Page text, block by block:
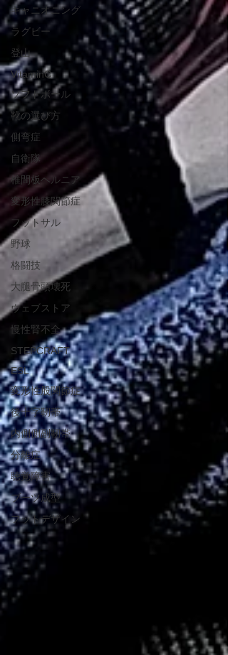
キャニオニング
ラグビー
登山
VitaminC
ソフトボール
靴の選び方
側弯症
自衛隊
椎間板ヘルニア
変形性膝関節症
フットサル
野球
格闘技
大腿骨頭壊死
ウェブストア
慢性腎不全
STEPCRAFT
ESL
変形性股関節症
後十字靭帯
内側側副靭帯
分離症
聴覚障害
ブーツ成型
フットデザイン